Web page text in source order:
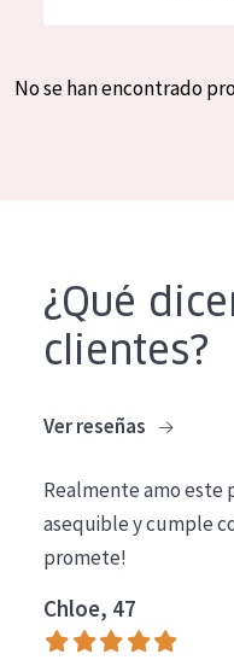
Crema de día
Crema de noche
Limpieza
COLECCIÓN
Essentials
Spanish
No se han encontrado
¿Qué
clientes?
Ver reseñas
Realmente amo este
asequible y cumple
promete!
Chloe, 47